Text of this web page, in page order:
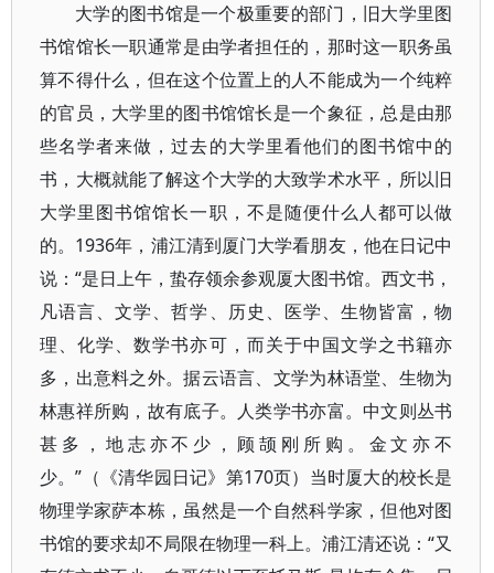
大学的图书馆是一个极重要的部门，旧大学里图
书馆馆长一职通常是由学者担任的，那时这一职务虽
算不得什么，但在这个位置上的人不能成为一个纯粹
的官员，大学里的图书馆馆长是一个象征，总是由那
些名学者来做，过去的大学里看他们的图书馆中的
书，大概就能了解这个大学的大致学术水平，所以旧
大学里图书馆馆长一职，不是随便什么人都可以做
的。1936年，浦江清到厦门大学看朋友，他在日记中
说：“是日上午，蛰存领余参观厦大图书馆。西文书，
凡语言、文学、哲学、历史、医学、生物皆富，物
理、化学、数学书亦可，而关于中国文学之书籍亦
多，出意料之外。据云语言、文学为林语堂、生物为
林惠祥所购，故有底子。人类学书亦富。中文则丛书
甚多，地志亦不少，顾颉刚所购。金文亦不
少。”（《清华园日记》第170页）当时厦大的校长是
物理学家萨本栋，虽然是一个自然科学家，但他对图
书馆的要求却不局限在物理一科上。浦江清还说：“又